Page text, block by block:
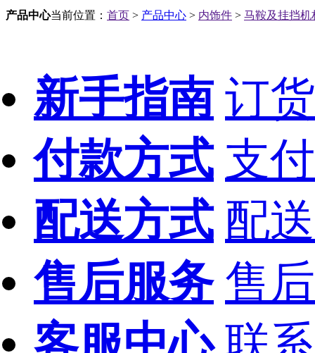
产品中心当前位置： 首页 > 产品中心 > 内饰件 > 马鞍及挂挡机
新手指南 订
付款方式 支
配送方式 配
售后服务 售